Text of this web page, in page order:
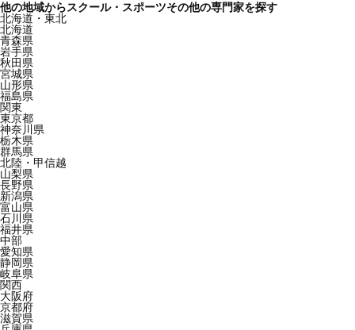
他の地域からスクール・スポーツその他の専門家を探す
北海道・東北
北海道
青森県
岩手県
秋田県
宮城県
山形県
福島県
関東
東京都
神奈川県
栃木県
群馬県
北陸・甲信越
山梨県
長野県
新潟県
富山県
石川県
福井県
中部
愛知県
静岡県
岐阜県
関西
大阪府
京都府
滋賀県